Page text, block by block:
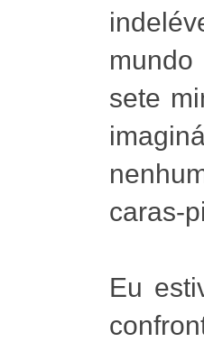
sete
caras-
Eu